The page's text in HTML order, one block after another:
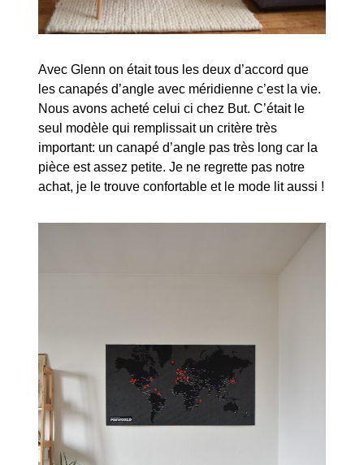
Avec Glenn on était tous les deux d’accord que
les canapés d’angle avec méridienne c’est la vie.
Nous avons acheté celui ci chez But. C’était le
seul modèle qui remplissait un critère très
important: un canapé d’angle pas très long car la
pièce est assez petite. Je ne regrette pas notre
achat, je le trouve confortable et le mode lit aussi !